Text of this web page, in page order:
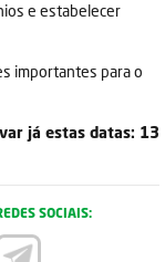
e estabelecer
importantes para o
já estas datas: 13
SOCIAIS: